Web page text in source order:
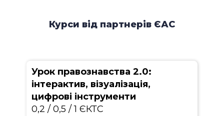
Курси від партнерів ЄАС
Урок правознавства 2.0:
інтерактив, візуалізація,
цифрові інструменти
0,2 / 0,5 / 1 ЄКТС